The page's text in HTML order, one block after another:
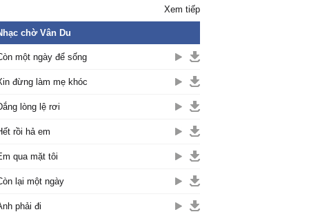
Xem tiếp
chờ Vân Du
một ngày để sống
đừng làm mẹ khóc
lòng lệ rơi
rồi hả em
qua mặt tôi
lại một ngày
phải đi